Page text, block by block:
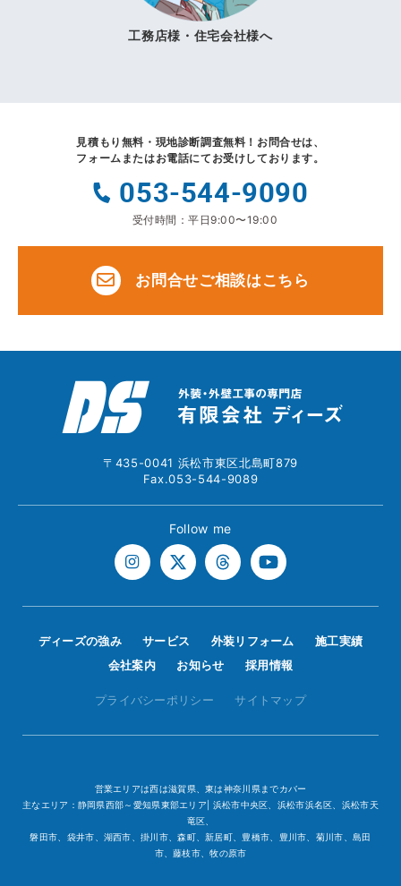
工務店様・住宅会社様へ
見積もり無料・現地診断調査無料！ お問合せは、
フォームまたはお電話にてお受けしております。
053-544-9090
受付時間：平日9:00〜19:00
お問合せご相談はこちら
〒435-0041 浜松市東区北島町879
Fax.053-544-9089
Follow me
ディーズの強み サービス 外装リフォーム
施工実績
会社案内
お知らせ 採用情報
プライバシーポリシー サイトマップ
営業エリアは西は滋賀県、東は神奈川県までカバー
主なエリア：静岡県西部～愛知県東部エリア| 浜松市中央区、浜松市浜名区、浜松市天
竜区、
磐田市、袋井市、湖西市、掛川市、森町、新居町、豊橋市、豊川市、菊川市、島田
市、藤枝市、牧の原市